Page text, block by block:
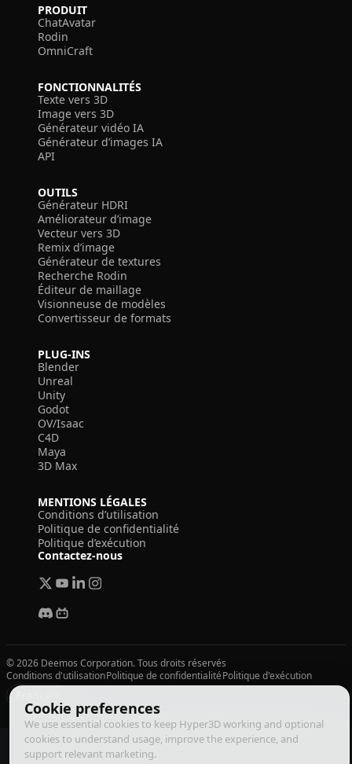
Cookie preferences
We use essential cookies to keep Hyper3D working and optional
cookies to understand usage, improve the experience, and
support relevant marketing.
PRODUIT
ChatAvatar
Rodin
OmniCraft
FONCTIONNALITÉS
Texte vers 3D
Image vers 3D
Générateur vidéo IA
Générateur d’images IA
API
OUTILS
Générateur HDRI
Améliorateur d’image
Vecteur vers 3D
Remix d’image
Générateur de textures
Recherche Rodin
Éditeur de maillage
Visionneuse de modèles
Convertisseur de formats
PLUG-INS
Blender
Unreal
Unity
Godot
OV/Isaac
C4D
Maya
3D Max
MENTIONS LÉGALES
Conditions d’utilisation
Politique de confidentialité
Politique d’exécution
Contactez-nous
© 2026 Deemos Corporation. Tous droits réservés
Conditions d'utilisationPolitique de confidentialitéPolitique d'exécution